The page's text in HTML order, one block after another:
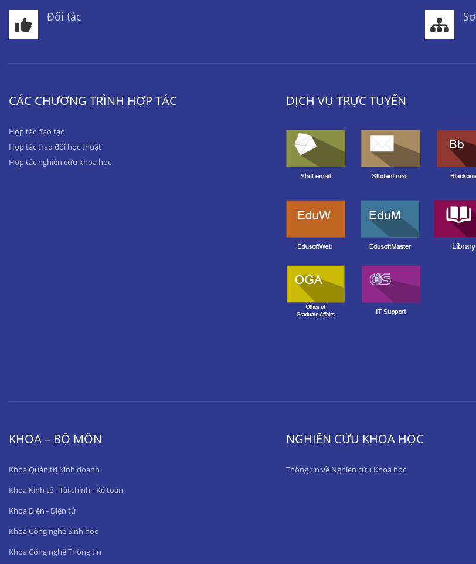
Đối tác
CÁC CHƯƠNG TRÌNH HỢP TÁC
Hợp tác đào tạo
Hợp tác trao đổi học thuật
Hợp tác nghiên cứu khoa học
DỊCH VỤ TRỰC TUYẾN
KHOA – BỘ MÔN
Khoa Quản trị Kinh doanh
Khoa Kinh tế - Tài chính - Kế toán
Khoa Điện - Điện tử
Khoa Công nghệ Sinh học
Khoa Công nghệ Thông tin
NGHIÊN CỨU KHOA HỌC
Thông tin về Nghiên cứu Khoa học